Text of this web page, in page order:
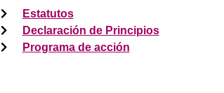
Estatutos
Declaración de Principios
Programa de acción